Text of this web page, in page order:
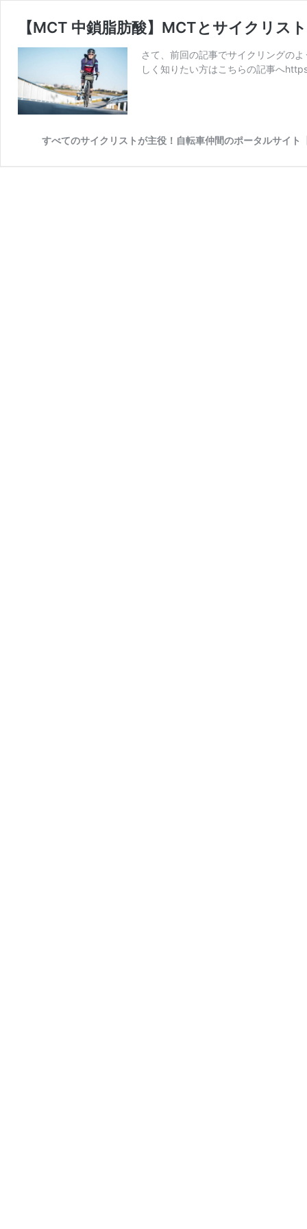
【MCT 中鎖脂肪酸】MCTとサイクリス
さて、前回の記事でサイクリングの
しく知りたい方はこちらの記事へ
すべてのサイクリストが主役！自転車仲間のポータルサイト